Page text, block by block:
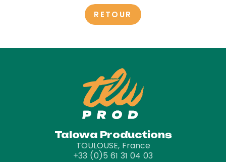
RETOUR
Talowa Productions
TOULOUSE, France
+33 (0)5 61 31 04 03